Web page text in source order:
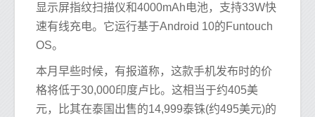
显示屏指纹扫描仪和4000mAh电池，支持33W快
速有线充电。它运行基于Android 10的Funtouch
OS。
本月早些时候，有报道称，这款手机发布时的价
格将低于30,000印度卢比。这相当于约405美
元，比其在泰国出售的14,999泰铢(约495美元)的